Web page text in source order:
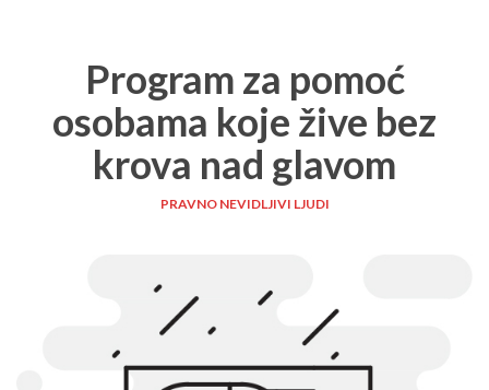
Program za pomoć
osobama koje žive bez
krova nad glavom
PRAVNO NEVIDLJIVI LJUDI